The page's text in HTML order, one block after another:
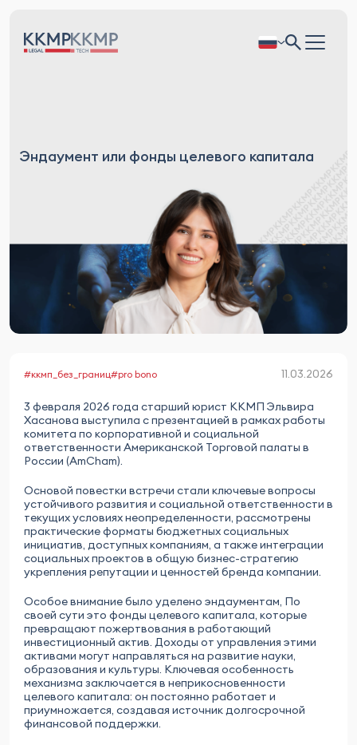
Эндаумент или фонды целевого капитала
#ккмп_без_границ#pro bono 11.03.2026
3 февраля 2026 года старший юрист ККМП Эльвира
Хасанова выступила с презентацией в рамках работы
комитета по корпоративной и социальной
ответственности Американской Торговой палаты в
России (AmCham).
Основой повестки встречи стали ключевые вопросы
устойчивого развития и социальной ответственности в
текущих условиях неопределенности, рассмотрены
практические форматы бюджетных социальных
инициатив, доступных компаниям, а также интеграции
социальных проектов в общую бизнес-стратегию
укрепления репутации и ценностей бренда компании.
Особое внимание было уделено эндаументам, По
своей сути это фонды целевого капитала, которые
превращают пожертвования в работающий
инвестиционный актив. Доходы от управления этими
активами могут направляться на развитие науки,
образования и культуры. Ключевая особенность
механизма заключается в неприкосновенности
целевого капитала: он постоянно работает и
приумножается, создавая источник долгосрочной
финансовой поддержки.